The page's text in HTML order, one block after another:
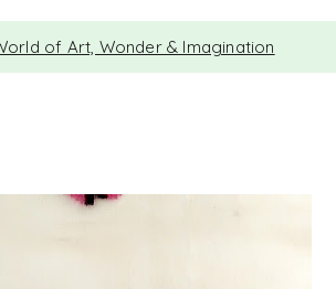
of Art, Wonder & Imagination